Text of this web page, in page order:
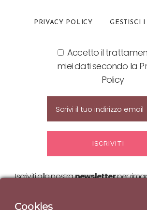
PRIVACY POLICY GESTISCI I
Accetto il
miei dati secondo la
Policy
Iscriviti alla nostranewsletterper
Cookies